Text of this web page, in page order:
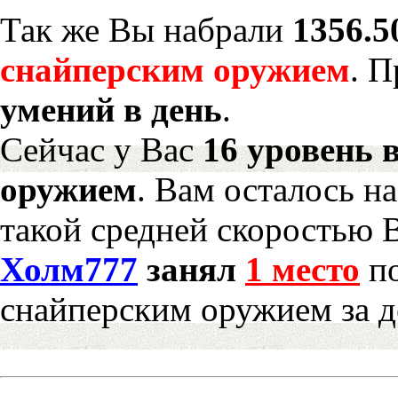
Так же Вы набрали
снайперским оружием.
умений в день.
Сейчас у Вас16 уровень
оружием. Вам осталось
такой средней скоростью
Холм777 занял 1 место
снайперским оружием за